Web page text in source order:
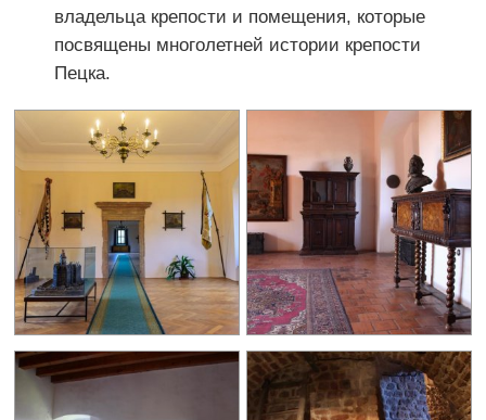
владельца крепости и помещения, которые
посвящены многолетней истории крепости
Пецка.